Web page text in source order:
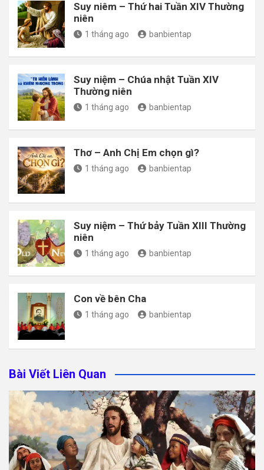
Suy niêm – Thứ hai Tuần XIV Thường
niên
1 tháng ago banbientap
Suy niệm – Chúa nhật Tuần XIV
Thường niên
1 tháng ago banbientap
Thơ – Anh Chị Em chọn gì?
1 tháng ago banbientap
Suy niệm – Thứ bảy Tuần XIII Thường
niên
1 tháng ago banbientap
Con về bên Cha
1 tháng ago banbientap
Bài Viết Liên Quan